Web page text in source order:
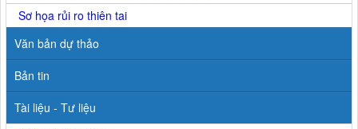
Sơ họa rủi ro thiên tai
Văn bản dự thảo
Bản tin
Tài liệu - Tư liệu